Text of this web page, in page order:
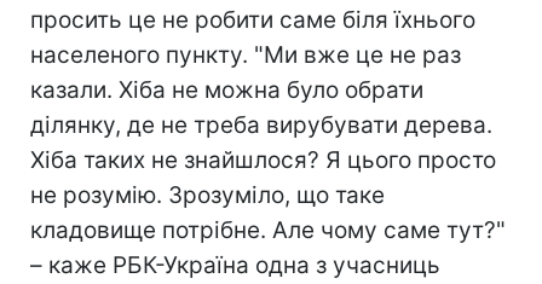
просить це не робити саме біля їхнього
населеного пункту. "Ми вже це не раз
казали. Хіба не можна було обрати
ділянку, де не треба вирубувати дерева.
Хіба таких не знайшлося? Я цього просто
не розумію. Зрозуміло, що таке
кладовище потрібне. Але чому саме тут?"
– каже РБК-Україна одна з учасниць